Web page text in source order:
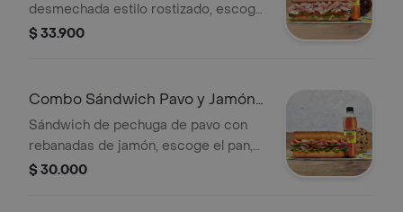
desmechada estilo rostizado, escoge
el pan, queso, vegetales y salsas que
$ 33.900
Combo Sándwich Pavo y Jamón
15 Cm
Sándwich de pechuga de pavo con
rebanadas de jamón, escoge el pan,
queso, vegetales y salsas que
$ 30.000